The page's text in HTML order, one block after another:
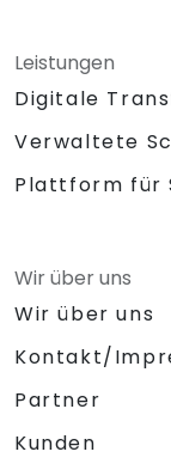
Leistungen
Digitale
Verwaltete
Plattform für
Wir über uns
Wir über uns
Kontakt/
Partner
Kunden